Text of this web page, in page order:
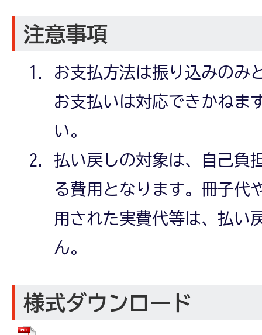
注意事項
お支払方法は振り込みのみ
お支払いは対応できかねま
い。
払い戻しの対象は、自己負
る費用となります。冊子代
用された実費代等は、払い
ん。
様式ダウンロード